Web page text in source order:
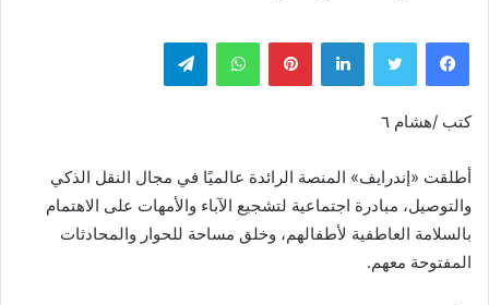
لينكدإن بينتيريست واتساب
كتب /هشام ٦
أطلقت «إندرايف» المنصة الرائدة عالميًا في مجال النقل الذكي
والتوصيل، مبادرة اجتماعية لتشجيع الآباء والأمهات على الاهتمام
بالسلامة العاطفية لأطفالهم، وخلق مساحة للحوار والمحادثات
المفتوحة معهم.